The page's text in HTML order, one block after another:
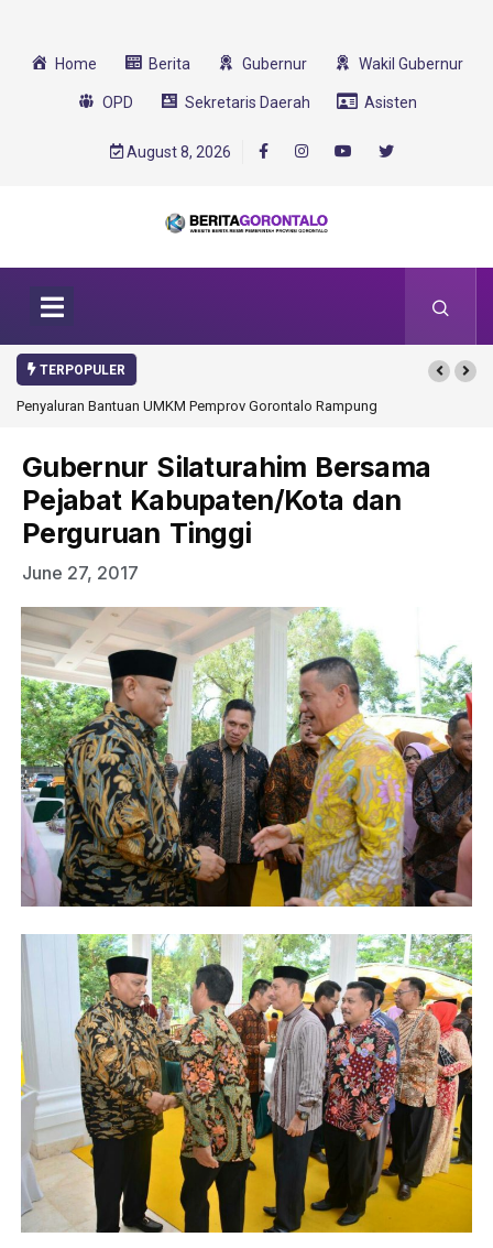
Home Berita Gubernur Wakil Gubernur
OPD Sekretaris Daerah Asisten
August 8, 2026
TERPOPULER
Gorontalo Ikut Dukung Program SMA Unggul Garuda
Gubernur Silaturahim Bersama
Pejabat Kabupaten/Kota dan
Perguruan Tinggi
June 27, 2017